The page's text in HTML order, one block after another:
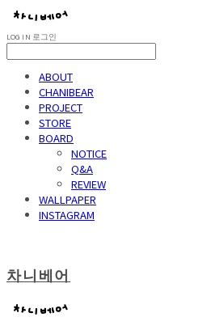
LOG IN 로그인
ABOUT
CHANIBEAR
PROJECT
STORE
BOARD
NOTICE
Q&A
REVIEW
WALLPAPER
INSTAGRAM
차니베어